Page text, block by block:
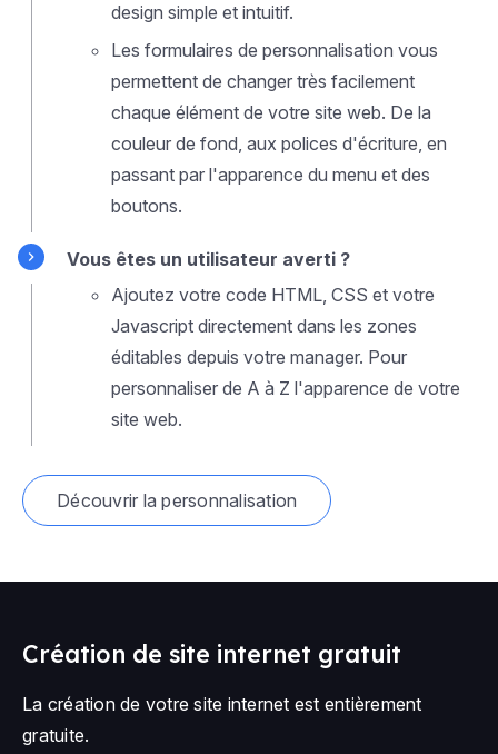
design simple et intuitif.
Les formulaires de personnalisation vous
permettent de changer très facilement
chaque élément de votre site web. De la
couleur de fond, aux polices d'écriture, en
passant par l'apparence du menu et des
boutons.
Vous êtes un utilisateur averti ?
Ajoutez votre code HTML, CSS et votre
Javascript directement dans les zones
éditables depuis votre manager. Pour
personnaliser de A à Z l'apparence de votre
site web.
Découvrir la personnalisation
Création de site internet gratuit
La création de votre site internet est entièrement
gratuite.